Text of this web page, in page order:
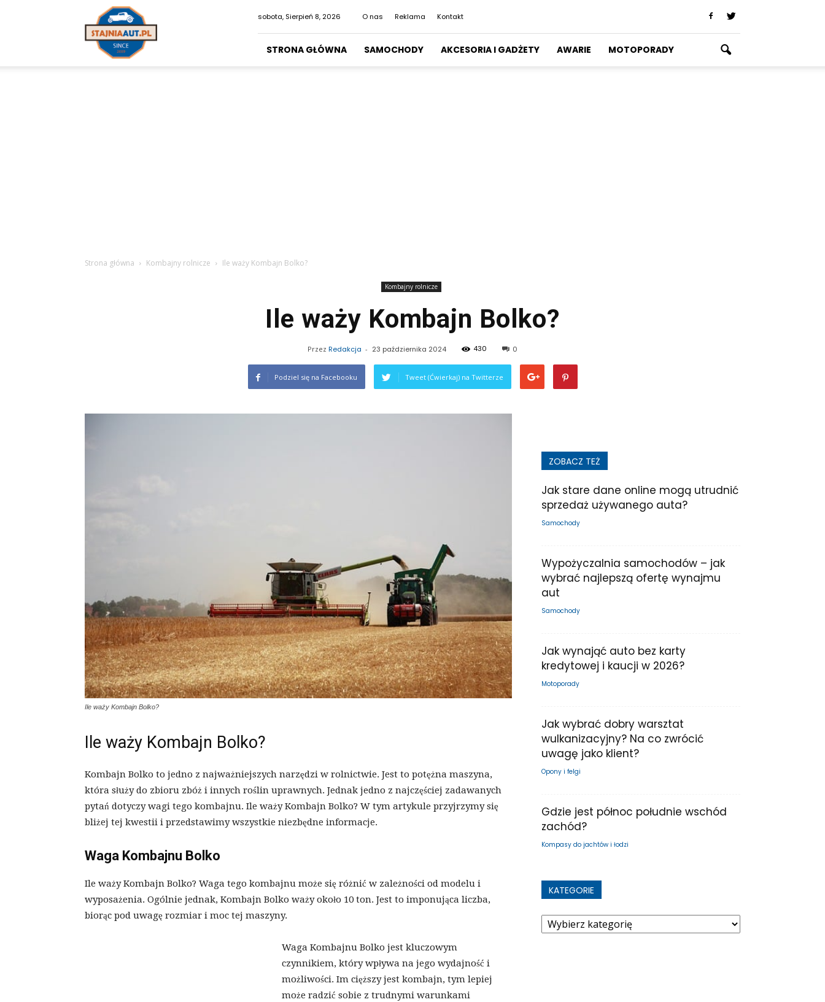
Stajniaaut.pl
sobota, Sierpień 8, 2026 O nas Reklama Kontakt
STRONA GŁÓWNA SAMOCHODY AKCESORIA I GADŻETY AWARIE MOTOPORADY
Strona główna Kombajny rolnicze Ile waży Kombajn Bolko?
Kombajny rolnicze
Ile waży Kombajn Bolko?
Przez Redakcja - 23 października 2024 430 0
Podziel się na Facebooku Tweet (Ćwierkaj) na Twitterze
Ile waży Kombajn Bolko?
Ile waży Kombajn Bolko?
Kombajn Bolko to jedno z najważniejszych narzędzi w rolnictwie. Jest to potężna maszyna,
która służy do zbioru zbóż i innych roślin uprawnych. Jednak jedno z najczęściej zadawanych
pytań dotyczy wagi tego kombajnu. Ile waży Kombajn Bolko? W tym artykule przyjrzymy się
bliżej tej kwestii i przedstawimy wszystkie niezbędne informacje.
Waga Kombajnu Bolko
Ile waży Kombajn Bolko? Waga tego kombajnu może się różnić w zależności od modelu i
wyposażenia. Ogólnie jednak, Kombajn Bolko waży około 10 ton. Jest to imponująca liczba,
biorąc pod uwagę rozmiar i moc tej maszyny.
Waga Kombajnu Bolko jest kluczowym
czynnikiem, który wpływa na jego wydajność i
możliwości. Im cięższy jest kombajn, tym lepiej
może radzić sobie z trudnymi warunkami
ZOBACZ TEŻ
Jak stare dane online mogą utrudnić
sprzedaż używanego auta?
Samochody
Wypożyczalnia samochodów – jak
wybrać najlepszą ofertę wynajmu
aut
Samochody
Jak wynająć auto bez karty
kredytowej i kaucji w 2026?
Motoporady
Jak wybrać dobry warsztat
wulkanizacyjny? Na co zwrócić
uwagę jako klient?
Opony i felgi
Gdzie jest północ południe wschód
zachód?
Kompasy do jachtów i łodzi
KATEGORIE
Kategorie